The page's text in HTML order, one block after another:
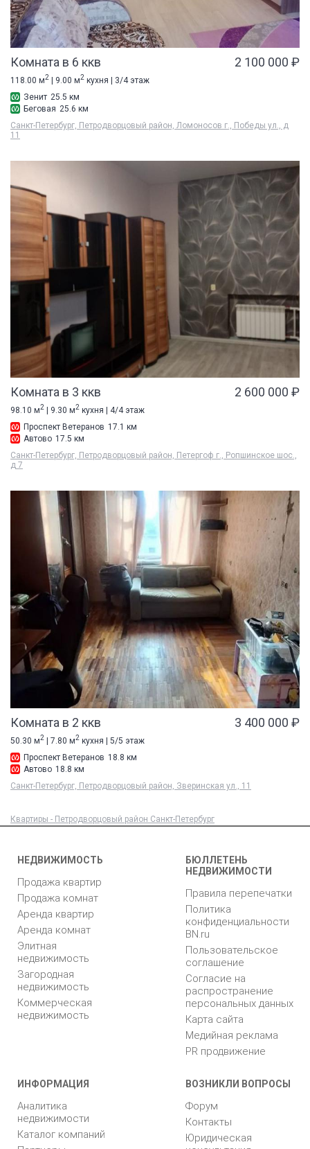
Комната в 6 ккв 2 100 000 ₽
118.00 м2 | 9.00 м2 кухня | 3/4 этаж
Зенит 25.5 км
Беговая 25.6 км
Санкт-Петербург, Петродворцовый район, Ломоносов г., Победы ул., д
11
Комната в 3 ккв 2 600 000 ₽
98.10 м2 | 9.30 м2 кухня | 4/4 этаж
Проспект Ветеранов 17.1 км
Автово 17.5 км
Санкт-Петербург, Петродворцовый район, Петергоф г., Ропшинское шос.,
д 7
Комната в 2 ккв 3 400 000 ₽
50.30 м2 | 7.80 м2 кухня | 5/5 этаж
Проспект Ветеранов 18.8 км
Автово 18.8 км
Санкт-Петербург, Петродворцовый район, Зверинская ул., 11
Квартиры - Петродворцовый район Санкт-Петербург
НЕДВИЖИМОСТЬ
Продажа квартир
Продажа комнат
Аренда квартир
Аренда комнат
Элитная
недвижимость
Загородная
недвижимость
Коммерческая
недвижимость
БЮЛЛЕТЕНЬ
НЕДВИЖИМОСТИ
Правила перепечатки
Политика
конфиденциальности
BN.ru
Пользовательское
соглашение
Согласие на
распространение
персональных данных
Карта сайта
Медийная реклама
PR продвижение
ИНФОРМАЦИЯ
Аналитика
недвижимости
Каталог компаний
ВОЗНИКЛИ ВОПРОСЫ
Форум
Контакты
Юридическая